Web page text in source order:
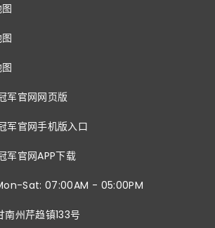
军官网网页版
军官网手机版入口
军官网APP下载
Sat: 07:00AM - 05:00PM
南州芹趋镇133号